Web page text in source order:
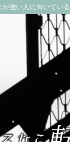
強い人に向いている